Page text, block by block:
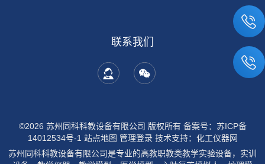
联系我们
©2026 苏州同科科教设备有限公司 版权所有 备案号：苏ICP备
14012534号-1 站点地图 管理登录技术支持： 化工仪器网
苏州同科科教设备有限公司是专业的高教职教类教学实验设备，实训